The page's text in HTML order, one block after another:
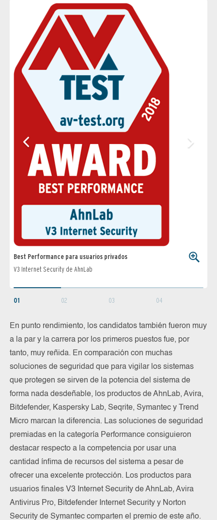
Best Performance para usuarios privados
V3 Internet Security de AhnLab
01 02 03 04
En punto rendimiento, los candidatos también fueron muy
a la par y la carrera por los primeros puestos fue, por
tanto, muy reñida. En comparación con muchas
soluciones de seguridad que para vigilar los sistemas
que protegen se sirven de la potencia del sistema de
forma nada desdeñable, los productos de AhnLab, Avira,
Bitdefender, Kaspersky Lab, Seqrite, Symantec y Trend
Micro marcan la diferencia. Las soluciones de seguridad
premiadas en la categoría Performance consiguieron
destacar respecto a la competencia por usar una
cantidad ínfima de recursos del sistema a pesar de
ofrecer una excelente protección. Los productos para
usuarios finales V3 Internet Security de AhnLab, Avira
Antivirus Pro, Bitdefender Internet Security y Norton
Security de Symantec comparten el premio de este año.